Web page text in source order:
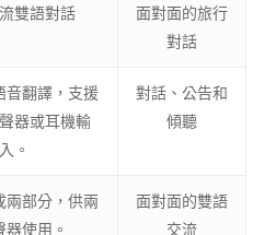
雙語對話
面對面的旅行
對話
音翻譯，支援
器或耳機輸
入。
對話、公告和
傾聽
兩部分，供兩
器使用。
面對面的雙語
交流